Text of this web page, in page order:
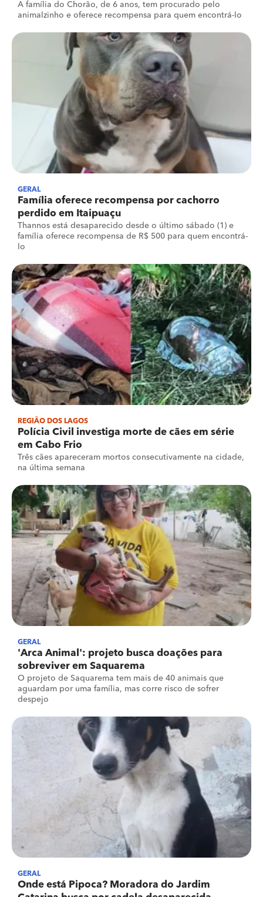
A família do Chorão, de 6 anos, tem procurado pelo
animalzinho e oferece recompensa para quem encontrá-lo
GERAL
Família oferece recompensa por cachorro
perdido em Itaipuaçu
Thannos está desaparecido desde o último sábado (1) e
família oferece recompensa de R$ 500 para quem encontrá-
lo
REGIÃO DOS LAGOS
Polícia Civil investiga morte de cães em série
em Cabo Frio
Três cães apareceram mortos consecutivamente na cidade,
na última semana
GERAL
'Arca Animal': projeto busca doações para
sobreviver em Saquarema
O projeto de Saquarema tem mais de 40 animais que
aguardam por uma família, mas corre risco de sofrer
despejo
GERAL
Onde está Pipoca? Moradora do Jardim